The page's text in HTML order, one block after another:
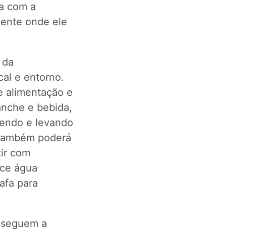
com a
onde ele
e entorno.
alimentação e
e bebida,
e levando
poderá
com
água
para
a